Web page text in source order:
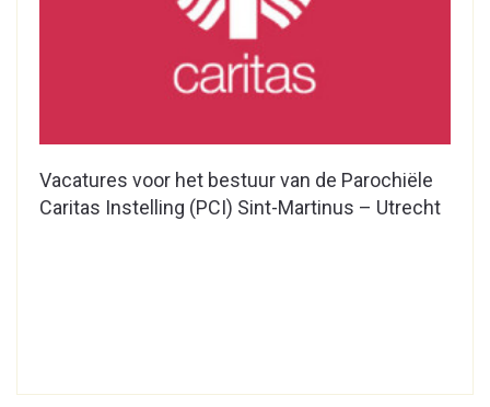
Vacatures voor het bestuur van de Parochiële
Caritas Instelling (PCI) Sint-Martinus – Utrecht